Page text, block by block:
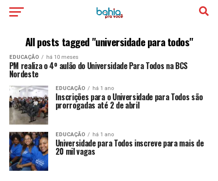
All posts tagged "universidade para todos"
EDUCAÇÃO há 10 meses
PM realiza o 4º aulão do Universidade Para Todos na BCS
Nordeste
EDUCAÇÃO há 1 ano
Inscrições para o Universidade para Todos são
prorrogadas até 2 de abril
EDUCAÇÃO há 1 ano
Universidade para Todos inscreve para mais de
20 mil vagas